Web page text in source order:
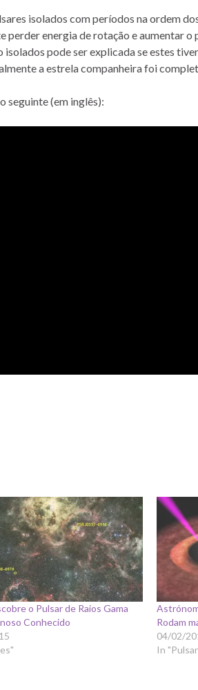
isolados com períodos na ordem
perder energia de rotação e aumentar
pode ser explicada se estes
a estrela companheira foi
seguinte (em inglês):
o Pulsar de Raios Gama
Conhecido
Rodam
04/02/
In